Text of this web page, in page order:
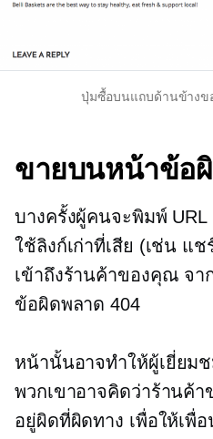
ปุ่มซื้อบนแถบด้านข้างข
ขายบนหน้าข้อ
บางครั้งผู้คนจะพิมพ์
ใช้ลิงก์เก่าที่เสีย (เช่น แ
เข้าถึงร้านค้าของคุณ จา
ข้อผิดพลาด 404
หน้านั้นอาจทำให้ผู้เยี่ยม
พวกเขาอาจคิดว่าร้านค้
อยู่ผิดที่ผิดทาง เพื่อให้เพื่